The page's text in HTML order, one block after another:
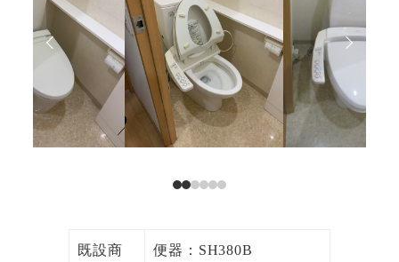
既設商
便器：SH380B